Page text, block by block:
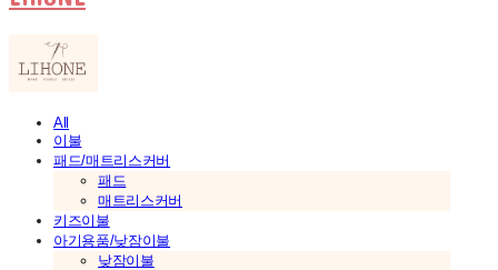
All
이불
패드/매트리스커버
패드
매트리스커버
키즈이불
아기용품/낮잠이불
낮잠이불